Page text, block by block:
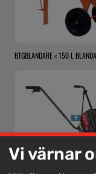
BTGBLANDARE < 150 L
Vi värnar